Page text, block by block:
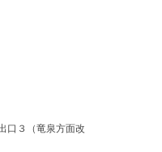
口３（竜泉方面改